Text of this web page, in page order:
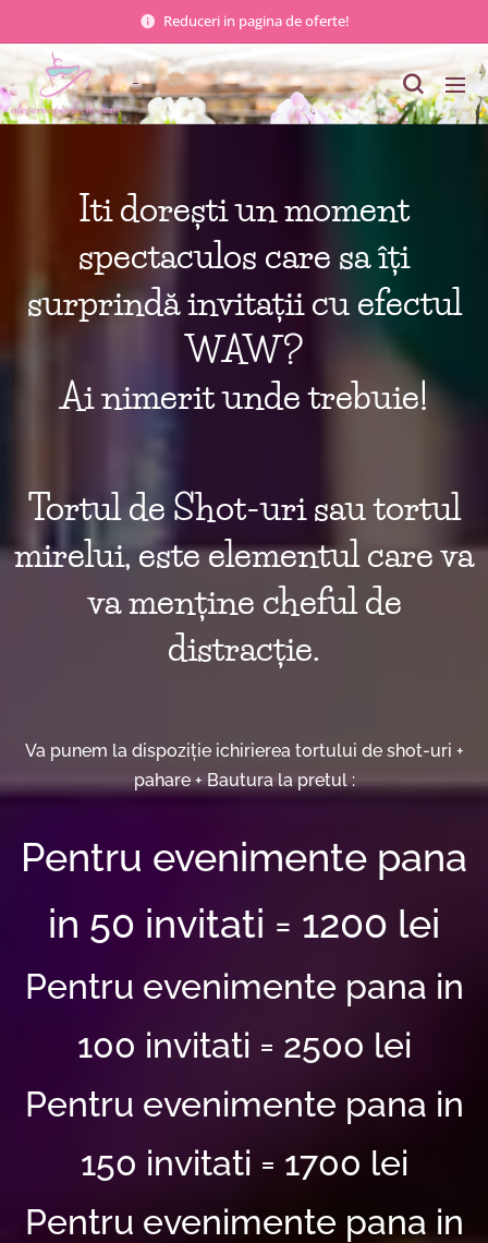
Reduceri in pagina de oferte!
Iti dorești un moment
spectaculos care sa îți
surprindă invitații cu efectul
WAW?
Ai nimerit unde trebuie!
Tortul de Shot-uri sau tortul
mirelui, este elementul care va
va menține cheful de
distracție.
Va punem la dispoziție ichirierea tortului de shot-uri +
pahare + Bautura la pretul :
Pentru evenimente pana
in 50 invitati = 1200 lei
Pentru evenimente pana in
100 invitati = 2500 lei
Pentru evenimente pana in
150 invitati = 1700 lei
Pentru evenimente pana in